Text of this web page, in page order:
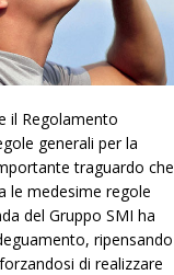
il Regolamento
generali per la
traguardo che
le medesime regole
del Gruppo SMI ha
ripensando
di realizzare